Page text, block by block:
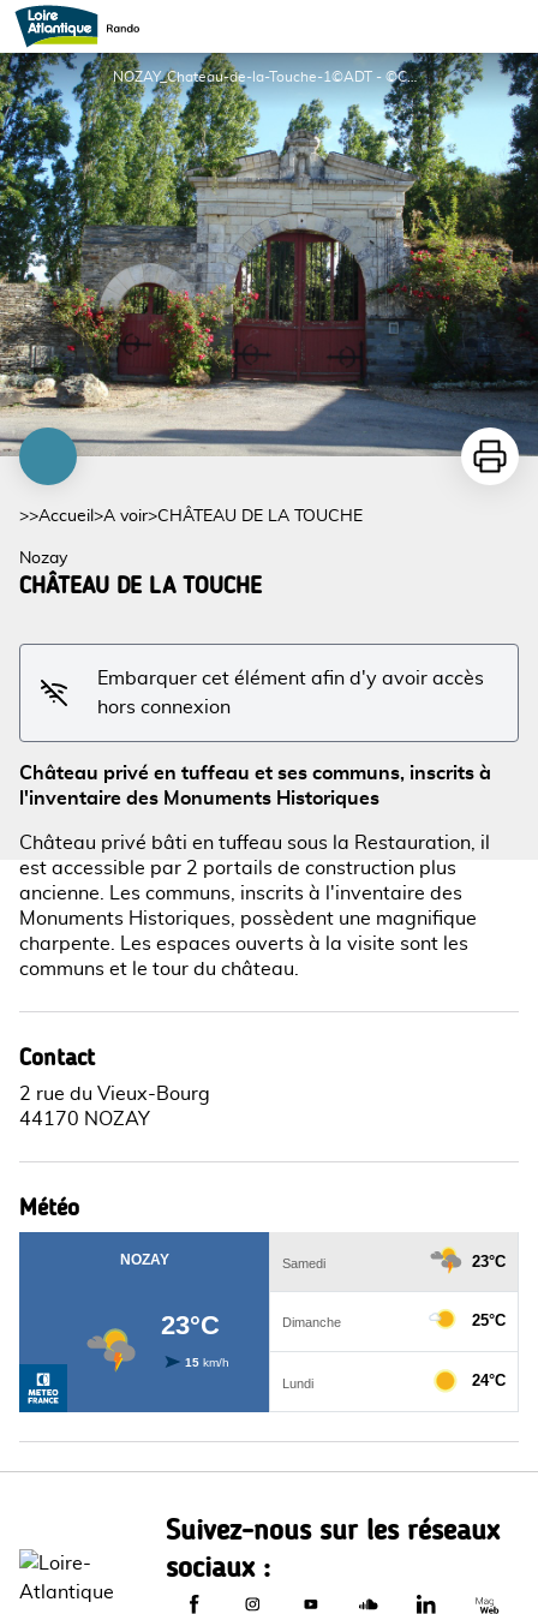
CHÂTEAU DE LA TOUCHE
NOZAY_Chateau-de-la-Touche-1©ADT - ©CCN
Voir l'image en plein écran
>>Accueil >A voir>CHÂTEAU DE LA TOUCHE
Nozay
CHÂTEAU DE LA TOUCHE
Embarquer cet élément afin d'y avoir accès
hors connexion
Château privé en tuffeau et ses communs, inscrits à
l'inventaire des Monuments Historiques
Château privé bâti en tuffeau sous la Restauration, il
est accessible par 2 portails de construction plus
ancienne. Les communs, inscrits à l'inventaire des
Monuments Historiques, possèdent une magnifique
charpente. Les espaces ouverts à la visite sont les
communs et le tour du château.
Contact
2 rue du Vieux-Bourg
44170 NOZAY
Météo
Suivez-nous sur les réseaux
sociaux :